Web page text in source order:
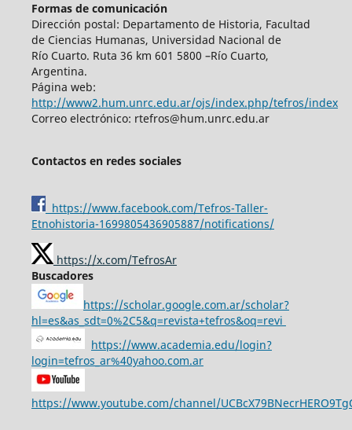
Formas de comunicación
Dirección postal: Departamento de Historia, Facultad
de Ciencias Humanas, Universidad Nacional de
Río Cuarto. Ruta 36 km 601 5800 –Río Cuarto,
Argentina.
Página web:
http://www2.hum.unrc.edu.ar/ojs/index.php/tefros/index
Correo electrónico: rtefros@hum.unrc.edu.ar
Contactos en redes sociales
https://www.facebook.com/Tefros-Taller-
Etnohistoria-1699805436905887/notifications/
https://x.com/TefrosAr
Buscadores
https://scholar.google.com.ar/scholar?
hl=es&as_sdt=0%2C5&q=revista+tefros&oq=revi
https://www.academia.edu/login?
login=tefros_ar%40yahoo.com.ar
https://www.youtube.com/channel/